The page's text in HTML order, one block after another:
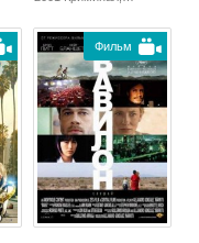
Триллер, Зарубежный,
Драма
Фильм